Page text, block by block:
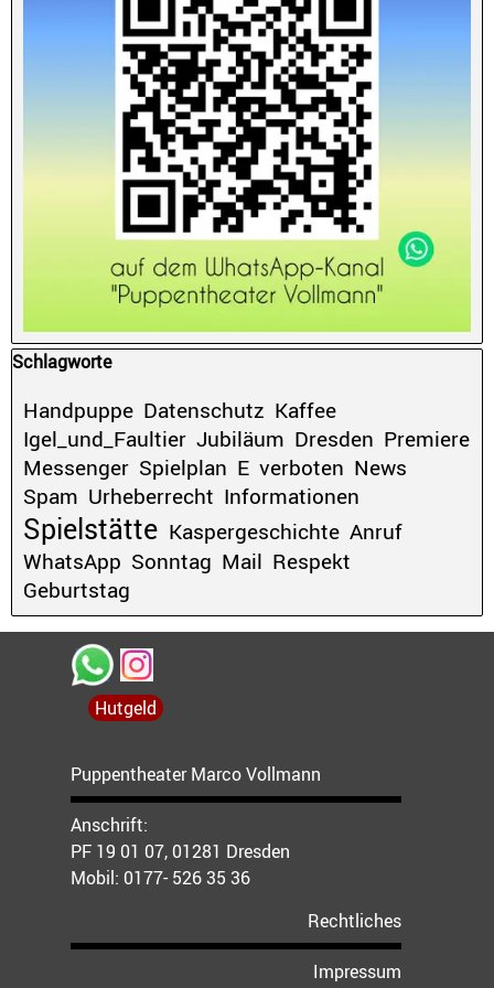
Block überspringen Schlagworte
Schlagworte
Handpuppe Datenschutz Kaffee
Igel_und_Faultier Jubiläum Dresden Premiere
Messenger Spielplan E verboten News
Spam Urheberrecht Informationen
Spielstätte Kaspergeschichte Anruf
WhatsApp Sonntag Mail Respekt
Geburtstag
Puppentheater Marco Vollmann
Anschrift:
PF 19 01 07, 01281 Dresden
Mobil: 0177- 526 35 36
Rechtliches
Impressum
Hutgeld